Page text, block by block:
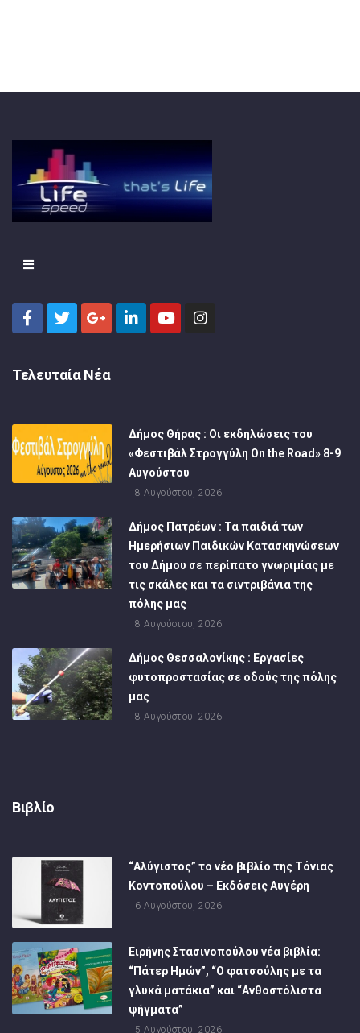
Τελευταία Νέα
Δήμος Θήρας : Οι εκδηλώσεις του
«Φεστιβάλ Στρογγύλη On the Road» 8-9
Αυγούστου
8 Αυγούστου, 2026
Δήμος Πατρέων : Τα παιδιά των
Ημερήσιων Παιδικών Κατασκηνώσεων
του Δήμου σε περίπατο γνωριμίας με
τις σκάλες και τα σιντριβάνια της
πόλης μας
8 Αυγούστου, 2026
Δήμος Θεσσαλονίκης : Εργασίες
φυτοπροστασίας σε οδούς της πόλης
μας
8 Αυγούστου, 2026
Βιβλίο
“Αλύγιστος” το νέο βιβλίο της Τόνιας
Κοντοπούλου – Εκδόσεις Αυγέρη
6 Αυγούστου, 2026
Ειρήνης Στασινοπούλου νέα βιβλία:
“Πάτερ Ημών”, “Ο φατσούλης με τα
γλυκά ματάκια” και “Ανθοστόλιστα
ψήγματα”
5 Αυγούστου, 2026